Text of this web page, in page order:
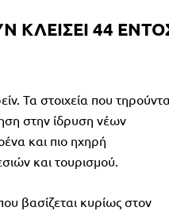
ΚΛΕΙΣΕΙ 44
Τα στοιχεία που
στην ίδρυση νέων
και πιο ηχηρή
και τουρισμού.
βασίζεται κυρίως στον